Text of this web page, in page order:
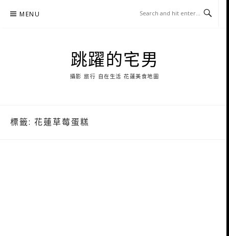
MENU
跳躍的宅男
攝影 旅行 自在生活 花蓮美食地圖
標籤: 花蓮草莓蛋糕